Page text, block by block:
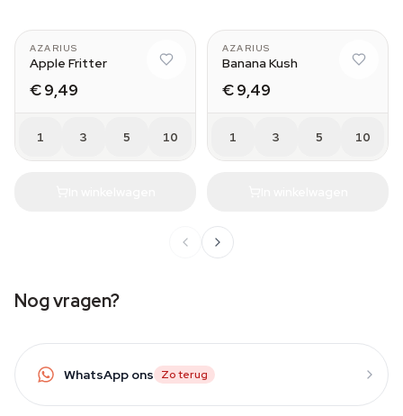
AZARIUS
Apple Fritter
€ 9,49
1 3 5 10
AZARIUS
Banana Kush
€ 9,49
1 3 5 10
Nog vragen?
WhatsApp ons Zo terug